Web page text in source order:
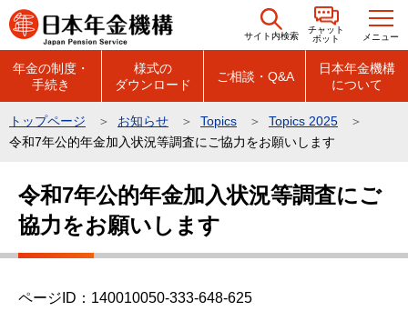
こ
の
の
サイト内検索
チャット
ボット
メニュー
年金の制度・
手続き
様式の
ダウンロード
ご相談・Q&A
日本年金機構
について
トップページ お知らせ Topics
Topics 2025
令和7年公的年金加入状況等調査にご協力をお願いします
令和7年公的年金加入状況等調査にご
協力をお願いします
ページID：140010050-333-648-625